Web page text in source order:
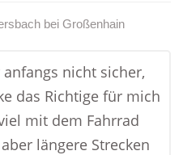
bei Großenhain
nicht sicher,
das Richtige für mich
mit dem Fahrrad
längere Strecken